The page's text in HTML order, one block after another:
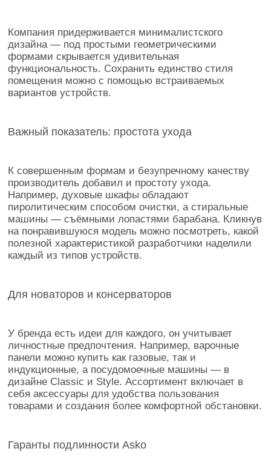
Компания придерживается минималистского
дизайна — под простыми геометрическими
формами скрывается удивительная
функциональность. Сохранить единство стиля
помещения можно с помощью встраиваемых
вариантов устройств.
Важный показатель: простота ухода
К совершенным формам и безупречному качеству
производитель добавил и простоту ухода.
Например, духовые шкафы обладают
пиролитическим способом очистки, а стиральные
машины — съёмными лопастями барабана. Кликнув
на понравившуюся модель можно посмотреть, какой
полезной характеристикой разработчики наделили
каждый из типов устройств.
Для новаторов и консерваторов
У бренда есть идеи для каждого, он учитывает
личностные предпочтения. Например, варочные
панели можно купить как газовые, так и
индукционные, а посудомоечные машины — в
дизайне Classic и Style. Ассортимент включает в
себя аксессуары для удобства пользования
товарами и создания более комфортной обстановки.
Гаранты подлинности Asko